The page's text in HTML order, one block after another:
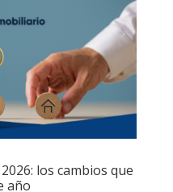
los cambios que
año